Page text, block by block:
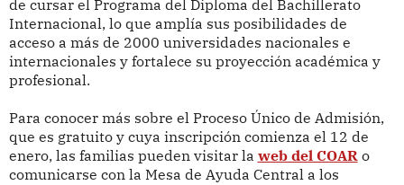
de cursar el Programa del Diploma del Bachillerato
Internacional, lo que amplía sus posibilidades de
acceso a más de 2000 universidades nacionales e
internacionales y fortalece su proyección académica y
profesional.
Para conocer más sobre el Proceso Único de Admisión,
que es gratuito y cuya inscripción comienza el 12 de
enero, las familias pueden visitar la web del COAR o
comunicarse con la Mesa de Ayuda Central a los